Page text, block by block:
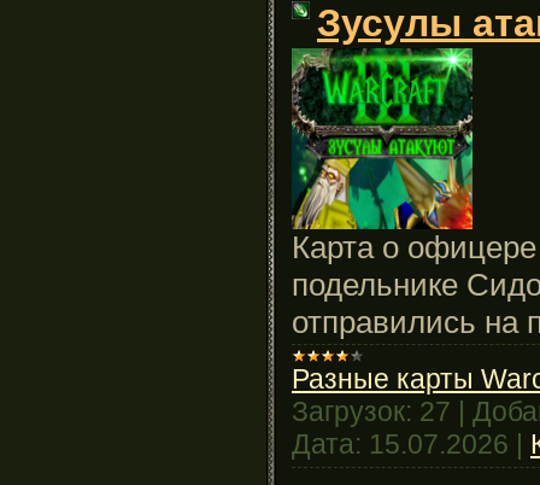
Зусулы
Карта о
подельнике
отправились на
Разные карты
Загрузок: 27
Дата: 15.07.2026